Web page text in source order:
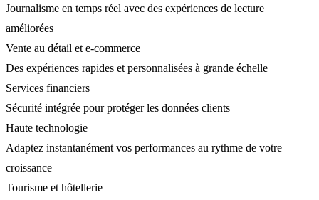
Journalisme en temps réel avec des expériences de lecture
améliorées
Vente au détail et e-commerce
Des expériences rapides et personnalisées à grande échelle
Services financiers
Sécurité intégrée pour protéger les données clients
Haute technologie
Adaptez instantanément vos performances au rythme de votre
croissance
Tourisme et hôtellerie